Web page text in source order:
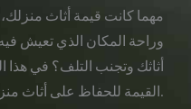
مهما كانت قيمة أثاث
وراحة المكان الذي تعيش
أثاثك وتجنب التلف؟ في هذا
القيمة للحفاظ على أثاث منزلك بحالة جيدة وتجنب التلف.